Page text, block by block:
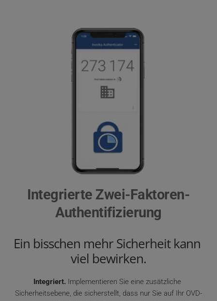
Integrierte Zwei-Faktoren-
Authentifizierung
Ein bisschen mehr Sicherheit kann
viel bewirken.
Integriert. Implementieren Sie eine zusätzliche
Sicherheitsebene, die sicherstellt, dass nur Sie auf Ihr OVD-